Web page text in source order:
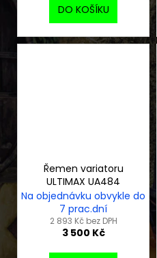
DO KOŠÍKU
Řemen variatoru
ULTIMAX UA484
Na objednávku obvykle do
7 prac.dní
2 893 Kč bez DPH
3 500 Kč